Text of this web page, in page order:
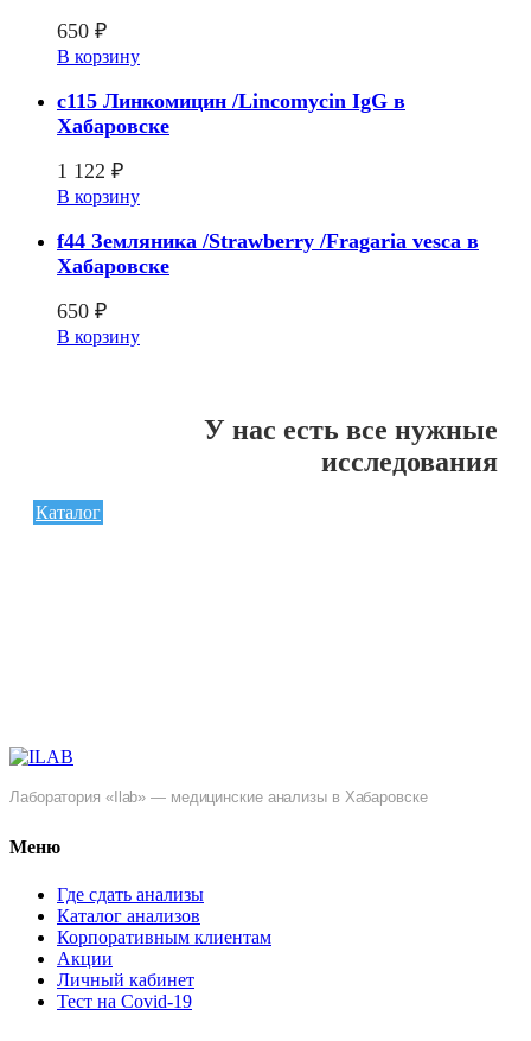
650 ₽
В корзину
c115 Линкомицин /Lincomycin IgG в
Хабаровске
1 122 ₽
В корзину
f44 Земляника /Strawberry /Fragaria vesca в
Хабаровске
650 ₽
В корзину
У нас есть все нужные
исследования
Каталог
Лаборатория «Ilab» — медицинские анализы в Хабаровске
Меню
Где сдать анализы
Каталог анализов
Корпоративным клиентам
Акции
Личный кабинет
Тест на Covid-19